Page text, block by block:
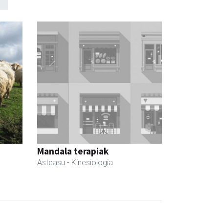
Mandala terapiak
Asteasu - Kinesiologia